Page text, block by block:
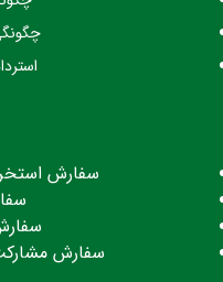
سفارش
سفارش